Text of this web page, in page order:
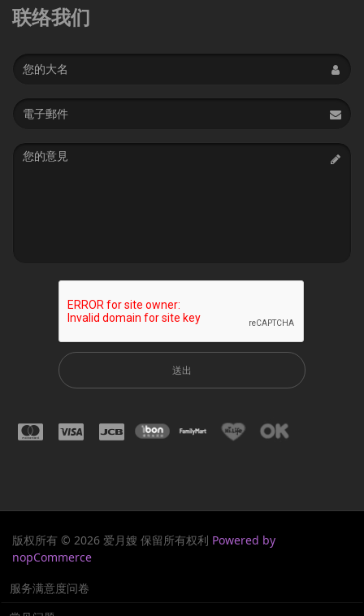
联络我们
Name
Email
address
Message
送出
版权所有 © 2026 爱月嫂 保留所有权利 Powered by
nopCommerce
服务满意度问卷